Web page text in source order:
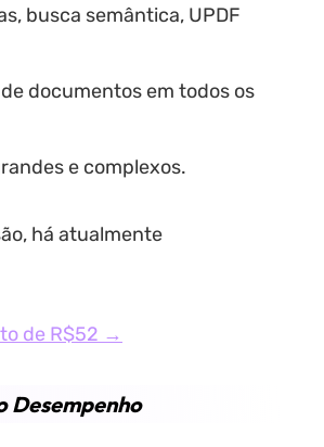
busca semântica, UPDF
documentos em todos os
e complexos.
há atualmente
de R$52 →
Desempenho